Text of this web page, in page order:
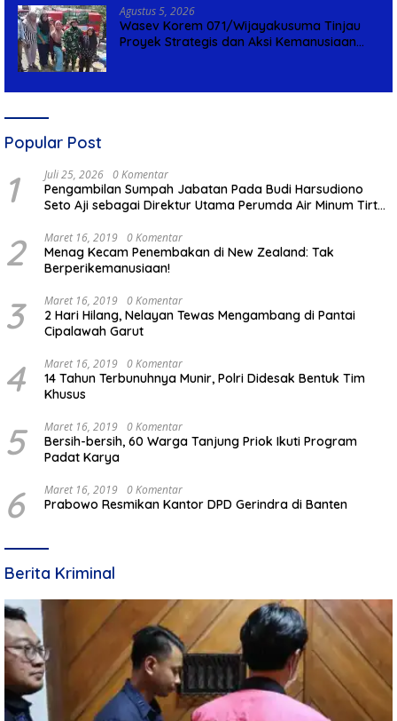
Agustus 5, 2026
Wasev Korem 071/Wijayakusuma Tinjau
Proyek Strategis dan Aksi Kemanusiaan
Popular Post
1 Juli 25, 2026 0 Komentar
Pengambilan Sumpah Jabatan Pada Budi Harsudiono
Seto Aji sebagai Direktur Utama Perumda Air Minum Tirta
2 Maret 16, 2019 0 Komentar
Menag Kecam Penembakan di New Zealand: Tak
Berperikemanusiaan!
3 Maret 16, 2019 0 Komentar
2 Hari Hilang, Nelayan Tewas Mengambang di Pantai
Cipalawah Garut
4 Maret 16, 2019 0 Komentar
14 Tahun Terbunuhnya Munir, Polri Didesak Bentuk Tim
Khusus
5 Maret 16, 2019 0 Komentar
Bersih-bersih, 60 Warga Tanjung Priok Ikuti Program
Padat Karya
6 Maret 16, 2019 0 Komentar
Prabowo Resmikan Kantor DPD Gerindra di Banten
Berita Kriminal